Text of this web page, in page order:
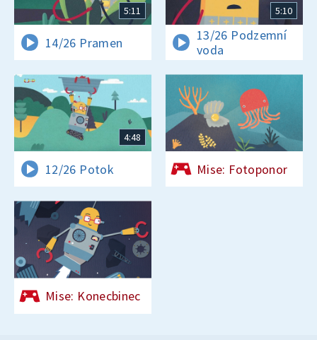
5:11
14/26 Pramen
5:10
13/26 Podzemní
voda
4:48
12/26 Potok Mise: Fotoponor
Mise: Konecbinec